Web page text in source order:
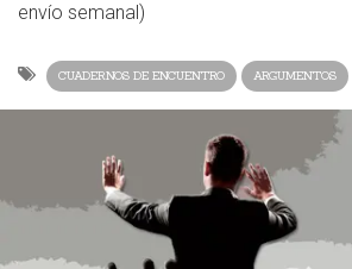
envío semanal)
CUADERNOS DE ENCUENTRO ARGUMENTOS